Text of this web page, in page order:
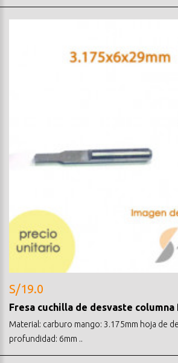
S/19.0
Fresa cuchilla de desvaste columna
Material: carburo mango: 3.175mm hoja de
profundidad: 6mm ..